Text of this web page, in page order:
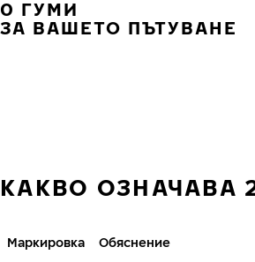
0 ГУМИ
ЗА ВАШЕТО ПЪТУВАНЕ
КАКВО ОЗНАЧАВА
Маркировка
Обяснение